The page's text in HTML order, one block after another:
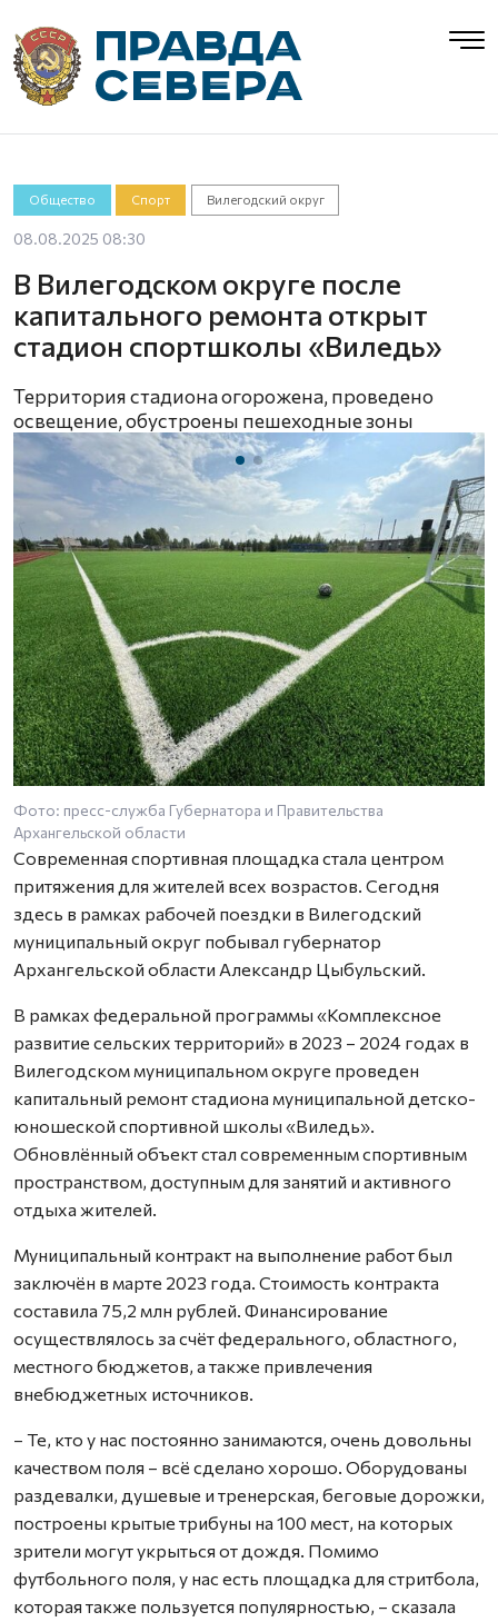
Общество Спорт Вилегодский округ
08.08.2025 08:30
В Вилегодском округе после
капитального ремонта открыт
стадион спортшколы «Виледь»
Территория стадиона огорожена, проведено
освещение, обустроены пешеходные зоны
Фото: п ресс-служба Губернатора и Правительства
Архангельской области
Современная спортивная площадка стала центром
притяжения для жителей всех возрастов. Сегодня
здесь в рамках рабочей поездки в Вилегодский
муниципальный округ побывал губернатор
Архангельской области Александр Цыбульский.
В рамках федеральной программы «Комплексное
развитие сельских территорий» в 2023 – 2024 годах в
Вилегодском муниципальном округе проведен
капитальный ремонт стадиона муниципальной детско-
юношеской спортивной школы «Виледь».
Обновлённый объект стал современным спортивным
пространством, доступным для занятий и активного
отдыха жителей.
Муниципальный контракт на выполнение работ был
заключён в марте 2023 года. Стоимость контракта
составила 75,2 млн рублей. Финансирование
осуществлялось за счёт федерального, областного,
местного бюджетов, а также привлечения
внебюджетных источников.
– Те, кто у нас постоянно занимаются, очень довольны
качеством поля – всё сделано хорошо. Оборудованы
раздевалки, душевые и тренерская, беговые дорожки,
построены крытые трибуны на 100 мест, на которых
зрители могут укрыться от дождя. Помимо
футбольного поля, у нас есть площадка для стритбола,
которая также пользуется популярностью, – сказала